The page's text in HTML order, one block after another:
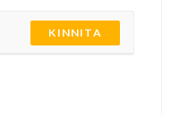
KINNITA